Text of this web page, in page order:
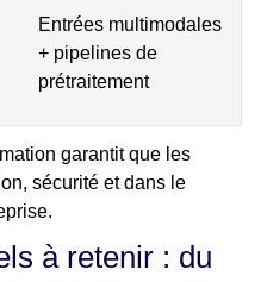
Entrées multimodales
+ pipelines de
prétraitement
garantit que les
sécurité et dans le
à retenir : du